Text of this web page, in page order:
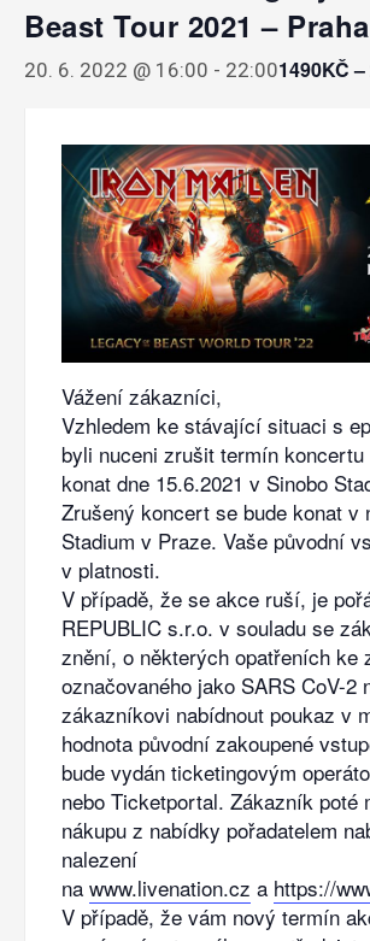
Beast Tour 2021 – Praha
20. 6. 2022 @ 16:00 - 22:001490KČ
Vážení zákazníci,
Vzhledem ke stávající situaci s
byli nuceni zrušit termín
konat dne 15.6.2021 v Sinobo
Zrušený koncert se bude konat v
Stadium v Praze. Vaše původní
v platnosti.
V případě, že se akce ruší, je
REPUBLIC s.r.o. v souladu se
znění, o některých opatřeních ke
označovaného jako SARS CoV-
zákazníkovi nabídnout poukaz v
hodnota původní zakoupené
bude vydán ticketingovým
nebo Ticketportal. Zákazník
nákupu z nabídky pořadatelem
nalezení
na www.livenation.cz a https://
V případě, že vám nový termín